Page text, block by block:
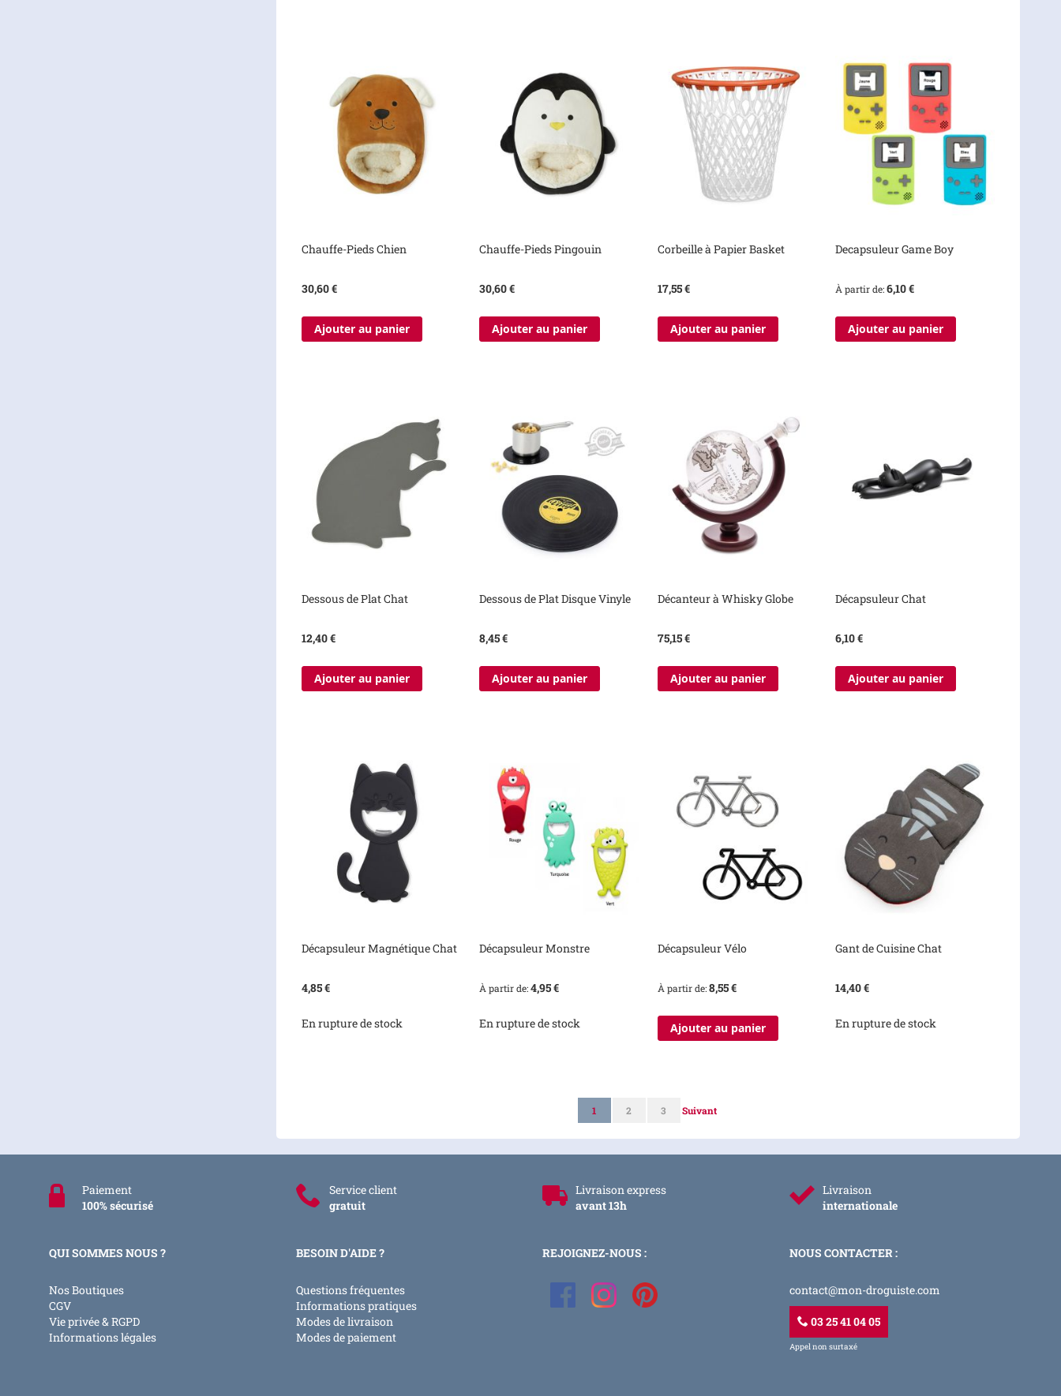
Chauffe-Pieds Chien
30,60 €
Ajouter au panier
Chauffe-Pieds Pingouin
30,60 €
Ajouter au panier
Corbeille à Papier Basket
17,55 €
Ajouter au panier
Decapsuleur Game Boy
À partir de 6,10 €
Ajouter au panier
Dessous de Plat Chat
12,40 €
Ajouter au panier
Dessous de Plat Disque Vinyle
8,45 €
Ajouter au panier
Décanteur à Whisky Globe
75,15 €
Ajouter au panier
Décapsuleur Chat
6,10 €
Ajouter au panier
Décapsuleur Magnétique Chat
4,85 €
En rupture de stock
Décapsuleur Monstre
À partir de 4,95 €
En rupture de stock
Décapsuleur Vélo
À partir de 8,55 €
Ajouter au panier
Gant de Cuisine Chat
14,40 €
En rupture de stock
PageVous lisez actuellement la page
1 Page
2 Page
3 Page
Suivant
Paiement
100% sécurisé
Service client
gratuit
Livraison express
avant 13h
Livraison
internationale
QUI SOMMES NOUS ?
Nos Boutiques
CGV
Vie privée & RGPD
Informations légales
BESOIN D'AIDE ?
Questions fréquentes
Informations pratiques
Modes de livraison
Modes de paiement
REJOIGNEZ-NOUS : NOUS CONTACTER :
contact@mon-droguiste.com
03 25 41 04 05
Appel non surtaxé